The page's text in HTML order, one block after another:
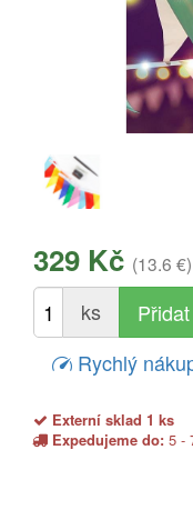
329 Kč (13.6 €)
ks
Rychlý
Externí sklad 1 ks
Expedujeme do: 5 -